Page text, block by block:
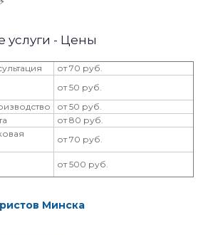
- Цены
от 70 руб.
от 50 руб.
от 50 руб.
от 80 руб.
от 70 руб.
от 500 руб.
Минска